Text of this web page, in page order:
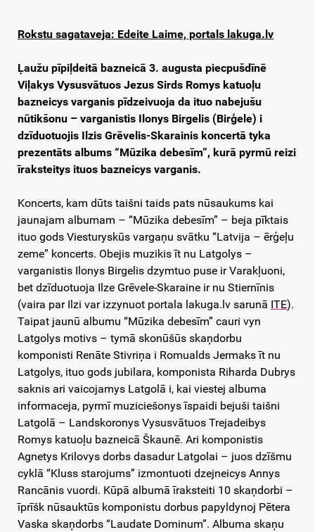
Rokstu sagataveja: Edeite Laime, portals lakuga.lv
Ļaužu pīpiļdeitā bazneicā 3. augusta piecpušdīnē
Viļakys Vysusvātuos Jezus Sirds Romys katuoļu
bazneicys varganis pīdzeivuoja da ituo nabejušu
nūtikšonu – varganistis Ilonys Birgelis (Birģele) i
dzīduotuojis Ilzis Grēvelis-Skarainis koncertā tyka
prezentāts albums “Mūzika debesīm”, kurā pyrmū reizi
īraksteitys ituos bazneicys varganis.
Koncerts, kam dūts taišni taids pats nūsaukums kai
jaunajam albumam – “Mūzika debesīm” – beja pīktais
ituo gods Viesturyskūs vargaņu svātku “Latvija – ērģeļu
zeme” koncerts. Obejis muzikis īt nu Latgolys –
varganistis Ilonys Birgelis dzymtuo puse ir Varakļuoni,
bet dzīduotuoja Ilze Grēvele-Skaraine ir nu Stiernīnis
(vaira par Ilzi var izzynuot portala lakuga.lv sarunā ITE).
Taipat jaunū albumu “Mūzika debesīm” cauri vyn
Latgolys motivs – tymā skonūšūs skaņdorbu
komponisti Renāte Stivriņa i Romualds Jermaks īt nu
Latgolys, ituo gods jubilara, komponista Riharda Dubrys
saknis ari vaicojamys Latgolā i, kai viestej albuma
informaceja, pyrmī muziciešonys īspaidi bejuši taišni
Latgolā – Landskoronys Vysusvātuos Trejadeibys
Romys katuoļu bazneicā Škaunē. Ari komponistis
Agnetys Krilovys dorbs dasadur Latgolai – juos dzīšmu
cyklā “Kluss starojums” izmontuoti dzejneicys Annys
Rancānis vuordi. Kūpā albumā īraksteiti 10 skaņdorbi –
īprīšk nūsauktūs komponistu dorbus papyldynoj Pētera
Vaska skaņdorbs “Laudate Dominum”. Albuma skaņu